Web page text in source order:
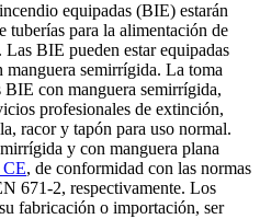
equipadas (BIE) estarán
tuberías para la alimentación de
BIE pueden estar equipadas
manguera semirrígida. La toma
con manguera semirrígida,
profesionales de extinción,
racor y tapón para uso normal.
y con manguera plana
CE, de conformidad con las normas
671-2, respectivamente. Los
fabricación o importación, ser